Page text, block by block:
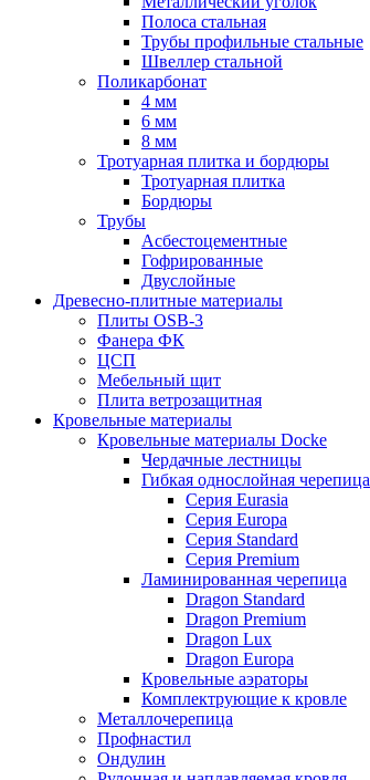
Полоса стальная
Трубы профильные стальные
Швеллер стальной
Поликарбонат
4 мм
6 мм
8 мм
Тротуарная плитка и бордюры
Тротуарная плитка
Бордюры
Трубы
Асбестоцементные
Гофрированные
Двуслойные
Древесно-плитные материалы
Плиты OSB-3
Фанера ФК
ЦСП
Мебельный щит
Плита ветрозащитная
Кровельные материалы
Кровельные материалы Docke
Чердачные лестницы
Гибкая однослойная черепица
Серия Eurasia
Серия Europa
Серия Standard
Серия Premium
Ламинированная черепица
Dragon Standard
Dragon Premium
Dragon Lux
Dragon Europa
Кровельные аэраторы
Комплектрующие к кровле
Металлочерепица
Профнастил
Ондулин